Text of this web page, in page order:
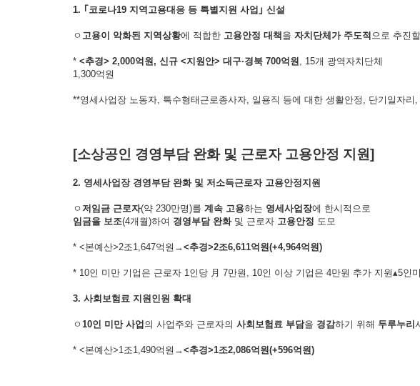
1. ｢ 코로나19 지역고용대응 등 특별지원 사업 ｣ 신설
ㅇ 고용이 악화된 지역상황에 적합한 고용안정 대책 을 자치단체가 주도적 으로 추진
* <추경> 2,000억원, 신규 <지원안> 대구·경북 700억원, 15개 광역자치단체
1,300억원
**영세사업장 노동자, 특수형태근로종사자, 일용직 등에 대한 생활안정, 단기일자리
[소상공인 경영부담 완화 및 근로자 고용안정 지원]
2. 영세사업장 경영부담 완화 및 저소득근로자 고용안정지원
ㅇ 저임금 근로자(약 230만명)를 계속 고용하는 영세사업장에 한시적으로
임금을 보조(4개월)하여 경영부담 완화및 근로자 고용안정 도모
* <본예산>2조1,647억원→<추경>2조6,611억원(+4,964억원)
* 10인 미만 기업은 근로자 1인당 月 7만원, 10인 이상 기업은 4만원 추가 지원▴5
3. 사회보험료 지원인원 확대
ㅇ10인 미만 사업 의 사업주와 근로자의 사회보험료 부담을 경감하기 위해 두루누리
* <본예산>1조1,490억원→<추경>1조2,086억원(+596억원)